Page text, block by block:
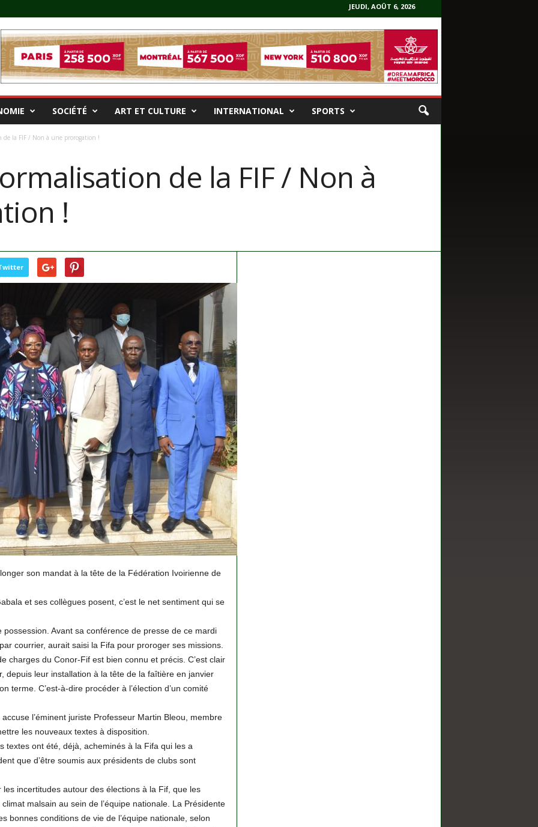
JEUDI, AOÛT 6, 2026
SOCIÉTÉ ART ET CULTURE INTERNATIONAL SPORTS
la FIF / Non à une prorogation !
de la FIF / Non à
!
son mandat à la tête de la Fédération Ivoirienne de
et ses collègues posent, c’est le net sentiment qui se
Avant sa conférence de presse de ce mardi
courrier, aurait saisi la Fifa pour proroger ses missions.
charges du Conor-Fif est bien connu et précis. C’est clair
depuis leur installation à la tête de la faîtière en janvier
terme. C’est-à-dire procéder à l’élection d’un comité
l’éminent juriste Professeur Martin Bleou, membre
les nouveaux textes à disposition.
textes ont été, déjà, acheminés à la Fifa qui les a
que d’être soumis aux présidents de clubs sont
incertitudes autour des élections à la Fif, que les
malsain au sein de l’équipe nationale. La Présidente
bonnes conditions de vie de l’équipe nationale, selon